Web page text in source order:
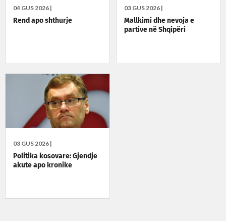
04 GUS 2026 |
Rend apo shthurje
03 GUS 2026 |
Mallkimi dhe nevoja e
partive në Shqipëri
03 GUS 2026 |
Politika kosovare: Gjendje
akute apo kronike